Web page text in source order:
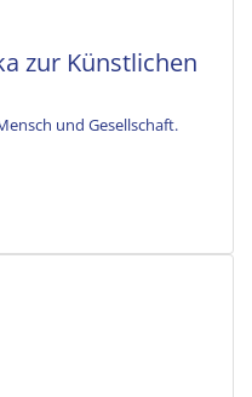
zur Künstlichen
und Gesellschaft.